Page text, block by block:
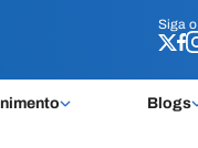
Siga o
Blogs
Siga o